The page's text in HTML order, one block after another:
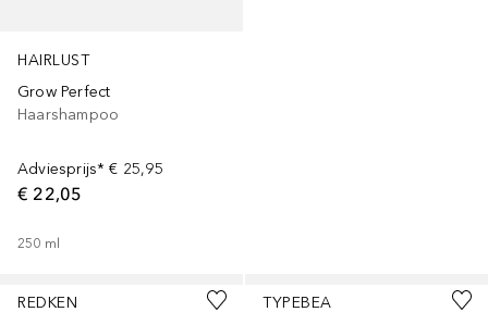
HAIRLUST
Grow Perfect
Haarshampoo
Adviesprijs* € 25,95
€ 22,05
250 ml
REDKEN
TYPEBEA